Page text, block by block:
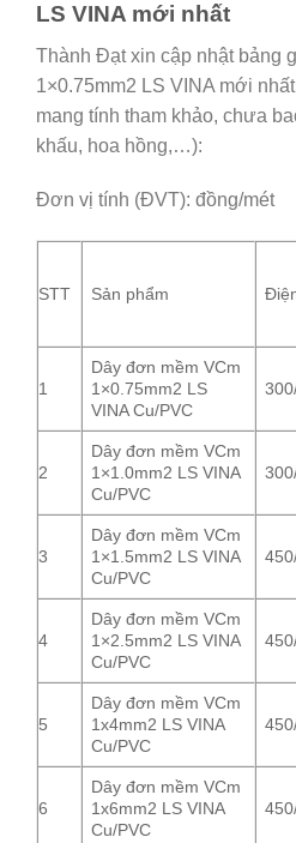
LS VINA mới nhất
Thành Đạt xin cập nhật bảng
1×0.75mm2 LS VINA mới
mang tính tham khảo, chưa
khấu, hoa hồng,…):
Đơn vị tính (ĐVT): đồng/mét
STT Sản phẩm
1
Dây đơn mềm VCm
1×0.75mm2 LS
VINA Cu/PVC
2
Dây đơn mềm VCm
1×1.0mm2 LS VINA
Cu/PVC
3
Dây đơn mềm VCm
1×1.5mm2 LS VINA
Cu/PVC
4
Dây đơn mềm VCm
1×2.5mm2 LS VINA
Cu/PVC
5
Dây đơn mềm VCm
1x4mm2 LS VINA
Cu/PVC
6
Dây đơn mềm VCm
1x6mm2 LS VINA
Cu/PVC